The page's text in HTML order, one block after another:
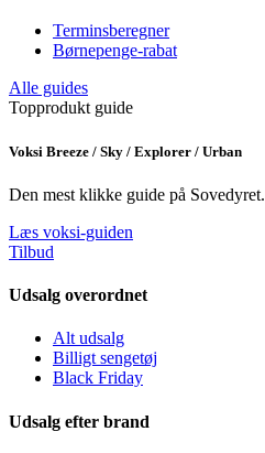
Terminsberegner
Børnepenge-rabat
Alle guides
Topprodukt guide
Voksi Breeze / Sky / Explorer / Urban
Den mest klikke guide på Sovedyret.
Læs voksi-guiden
Tilbud
Udsalg overordnet
Alt udsalg
Billigt sengetøj
Black Friday
Udsalg efter brand